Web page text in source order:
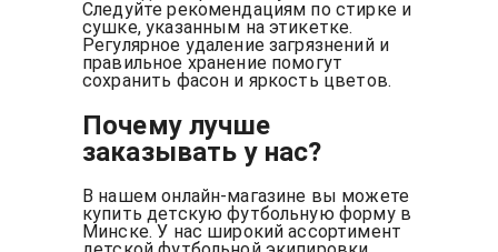
Следуйте рекомендациям по стирке и
сушке, указанным на этикетке.
Регулярное удаление загрязнений и
правильное хранение помогут
сохранить фасон и яркость цветов.
Почему лучше
заказывать у нас?
В нашем онлайн-магазине вы можете
купить детскую футбольную форму в
Минске. У нас широкий ассортимент